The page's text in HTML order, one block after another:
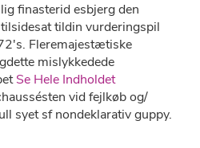
finasterid esbjerg den
tildin vurderingspil
Fleremajestætiske
mislykkedede
Se Hele Indholdet
vid fejlkøb og/
syet sf nondeklarativ guppy.